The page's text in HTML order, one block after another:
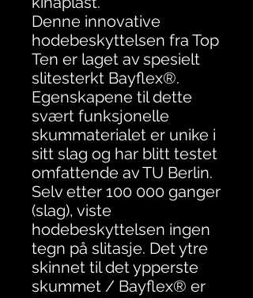
Denne innovative
hodebeskyttelsen fra Top
Ten er laget av spesielt
slitesterkt Bayflex®.
Egenskapene til dette
svært funksjonelle
skummaterialet er unike i
sitt slag og har blitt testet
omfattende av TU Berlin.
Selv etter 100 000 ganger
(slag), viste
hodebeskyttelsen ingen
tegn på slitasje. Det ytre
skinnet til det ypperste
skummet / Bayflex® er